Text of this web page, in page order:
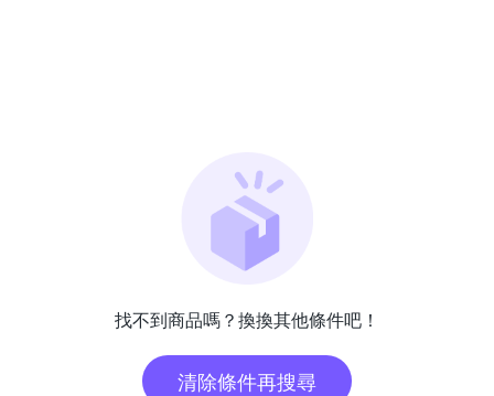
找不到商品嗎？換換其他條件吧！
清除條件再搜尋